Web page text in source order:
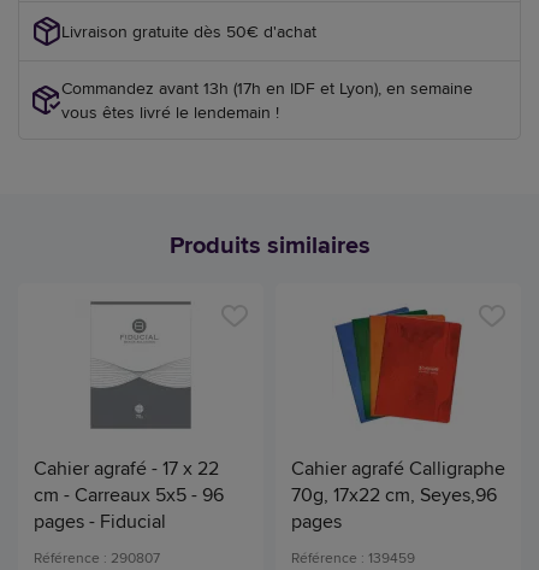
Livraison gratuite dès 50€ d'achat
Commandez avant 13h (17h en IDF et Lyon), en semaine
vous êtes livré le lendemain !
Produits similaires
Cahier agrafé - 17 x 22
cm - Carreaux 5x5 - 96
pages - Fiducial
Référence : 290807
Cahier agrafé Calligraphe
70g, 17x22 cm, Seyes,96
pages
Référence : 139459